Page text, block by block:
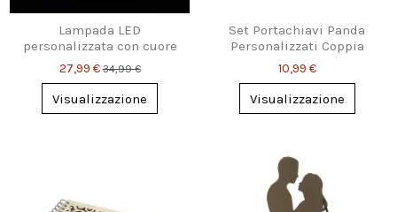
Lampada LED
personalizzata con cuore
e rosa – incisione
d’amore unica
27,99 €34,99 €
Visualizzazione
Set Portachiavi Panda
Personalizzati Coppia
Insieme
10,99 €
Visualizzazione